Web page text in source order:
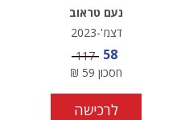
נעם טראוב
דצמ'-2023
מחיר מבצע
58 מחיר
117
חסכון 59
₪
לרכישה